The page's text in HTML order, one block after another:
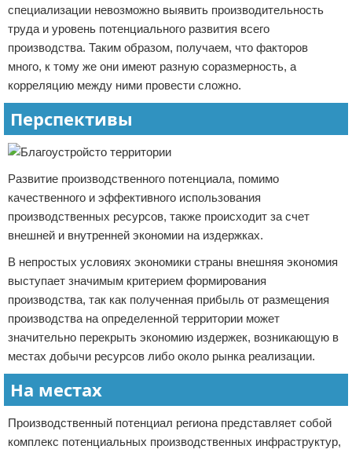
специализации невозможно выявить производительность
труда и уровень потенциального развития всего
производства. Таким образом, получаем, что факторов
много, к тому же они имеют разную соразмерность, а
корреляцию между ними провести сложно.
Перспективы
Развитие производственного потенциала, помимо
качественного и эффективного использования
производственных ресурсов, также происходит за счет
внешней и внутренней экономии на издержках.
В непростых условиях экономики страны внешняя экономия
выступает значимым критерием формирования
производства, так как полученная прибыль от размещения
производства на определенной территории может
значительно перекрыть экономию издержек, возникающую в
местах добычи ресурсов либо около рынка реализации.
На местах
Производственный потенциал региона представляет собой
комплекс потенциальных производственных инфраструктур,